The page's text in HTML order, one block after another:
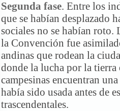
Segunda fase. Entre los
que se habían desplazado
sociales no se habían
la Convención fue
andinas que rodean la
donde la lucha por la tierra
campesinas encuentran
había sido usada antes de
trascendentales.